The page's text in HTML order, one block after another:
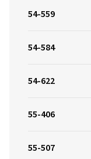
54-559
54-584
54-622
55-406
55-507